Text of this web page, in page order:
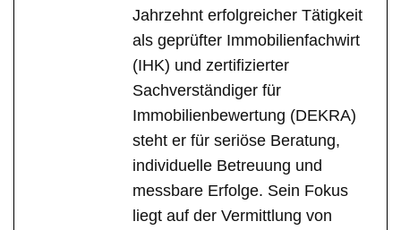
Jahrzehnt erfolgreicher Tätigkeit
als geprüfter Immobilienfachwirt
(IHK) und zertifizierter
Sachverständiger für
Immobilienbewertung (DEKRA)
steht er für seriöse Beratung,
individuelle Betreuung und
messbare Erfolge. Sein Fokus
liegt auf der Vermittlung von